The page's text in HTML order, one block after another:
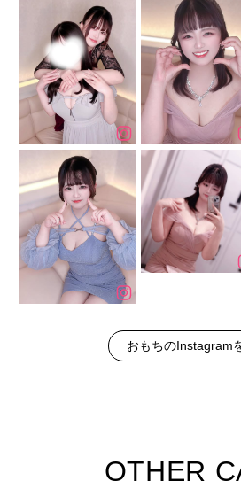
おもちのInstagram
OTHER